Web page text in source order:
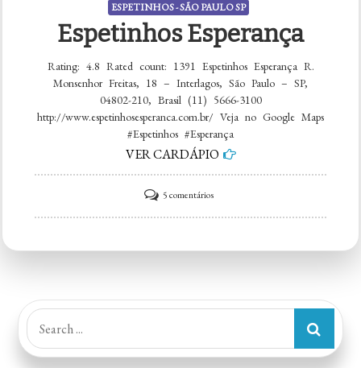
ESPETINHOS - SÃO PAULO SP
Espetinhos Esperança
Rating: 4.8 Rated count: 1391 Espetinhos Esperança R.
Monsenhor Freitas, 18 – Interlagos, São Paulo – SP,
04802-210, Brasil (11) 5666-3100
http://www.espetinhosesperanca.com.br/ Veja no Google Maps
#Espetinhos #Esperança
VER CARDÁPIO
5 comentáriosem
Espetinhos
Search
for: